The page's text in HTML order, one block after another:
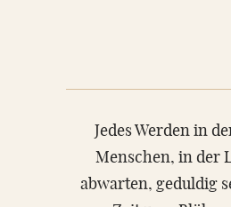
VIDEOS
RATGEBER
KONTAKT
Jedes Werden in
Menschen, in der
abwarten, geduldig